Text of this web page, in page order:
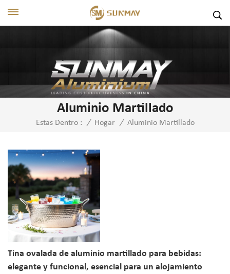
Aluminio Martillado
Estas Dentro : / Hogar / Aluminio Martillado
Tina ovalada de aluminio martillado para bebidas:
elegante y funcional, esencial para un alojamiento